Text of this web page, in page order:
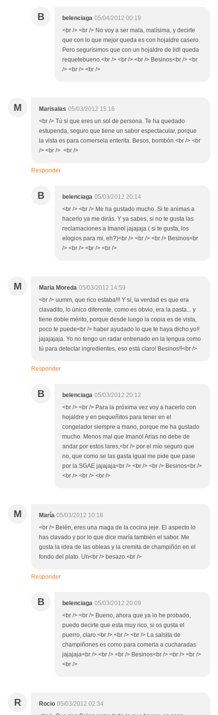
B belenciaga 05/04/2012 00:19
<br /> <br /> No voy a ser mala, malísima, y decirte
que con lo que mejor queda es con hojaldre casero.
Pero segurísimos que con un hojaldre de lidl queda
requetebueno.<br /> <br /> <br /> Besinos<br /> <br
/> <br /> <br />
M Marisalas 05/03/2012 15:16
<br /> Tú si que eres un sol de persona. Te ha quedado
estupenda, seguro que tiene un sabor espectacular, porque
la vista es para comersela enterita. Besos, bombón.<br /> <br
/> <br /> <br />
Responder
B belenciaga 05/03/2012 20:14
<br /> <br /> Me ha gustado mucho. Si te animas a
hacerlo ya me dirás. Y ya sabes, si no te gusta las
reclamaciones a Imanol jajajaja ( si te gusta, los
elogios para mi, eh?)<br /> <br /> <br /> Besinos<br
/> <br /> <br /> <br />
M Maria Moreda 05/03/2012 14:59
<br /> uumm, que rico estaba!!! Y sí, la verdad es que era
clavadito, lo único diferente, como es obvio, era la pasta... y
tiene doble mérito, porque desde luego la copia es de vista,
poco te puede<br /> haber ayudado lo que te haya dicho yo!!
jajajajaja. Yo no tengo un radar entrenado en la lengua como
tú para detectar ingredientes, eso está claro! Besinos!!<br />
Responder
B belenciaga 05/03/2012 20:12
<br /> <br /> Para la próxima vez voy a hacerlo con
hojaldre y en pequeñitos para tener en el
congelador siempre a mano, porque me ha gustado
mucho. Menos mal que Imanol Arias no debe de
andar por estos lares,<br /> por el mío seguro que
no, que como se las gasta igual me pide que pase
por la SGAE jajajaja<br /> <br /> <br /> Besinos<br />
<br /> <br /> <br />
M María 05/03/2012 10:18
<br /> Belén, eres una maga de la cocina jeje. El aspecto lo
has clavado y por lo que dice maría también el sabor. Me
gusta la idea de las obleas y la cremita de champiñón en el
fondo del plato. Un<br /> besazo.<br />
Responder
B belenciaga 05/03/2012 20:09
<br /> <br /> Bueno, ahora que ya lo he probado,
puedo decirte que esta muy rico, si os gusta el
puerro, claro.<br /> <br /> <br /> La salsita de
champiñones es como para comerla a cucharadas
jajajaja<br /> <br /> <br /> Besinos<br /> <br /> <br />
<br />
R Rocio 05/03/2012 02:34